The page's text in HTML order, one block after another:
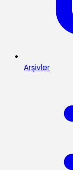
Arşivler